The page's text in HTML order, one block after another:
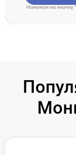
Нажимая на кнопку